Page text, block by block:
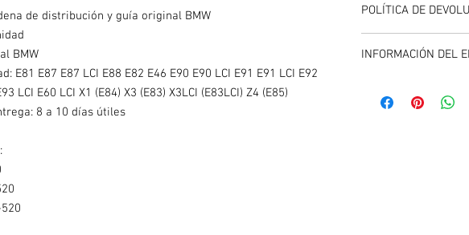
de distribución y guía original BMW
BMW
E81 E87 E87 LCI E88 E82 E46 E90 E90 LCI E91 E91 LCI E92
LCI E60 LCI X1 (E84) X3 (E83) X3LCI (E83LCI) Z4 (E85)
8 a 10 días útiles
POLÍTICA DE
compra del producto,
INFORMACIÓN DEL
carrito de compras,